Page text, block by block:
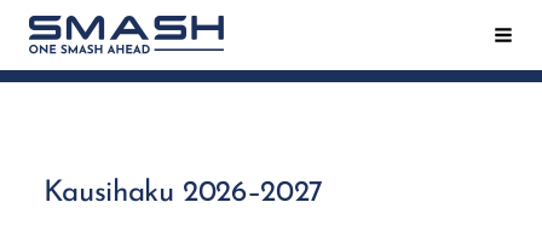
Siirry
sivun
sisältöön
Smash ry - Suomen suurin mailapeliseura
Kausihaku 2026–2027